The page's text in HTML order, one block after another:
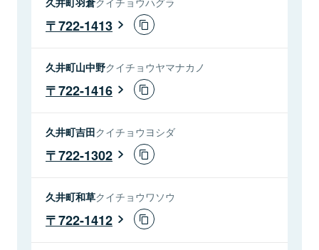
722-1413
久井町山中野クイチョウヤマナカノ
722-1416
久井町吉田クイチョウヨシダ
722-1302
久井町和草クイチョウワソウ
722-1412